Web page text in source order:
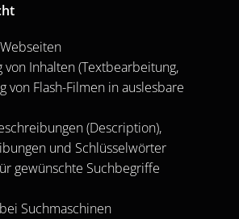
Inhalten (Textbearbeitung,
von Flash-Filmen in auslesbare
(Description),
und Schlüsselwörter
gewünschte Suchbegriffe
Suchmaschinen